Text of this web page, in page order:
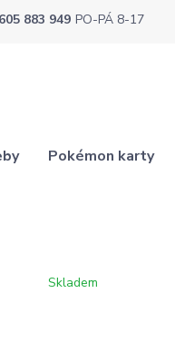
883 949 PO-PÁ 8-17
Pokémon karty
Skladem